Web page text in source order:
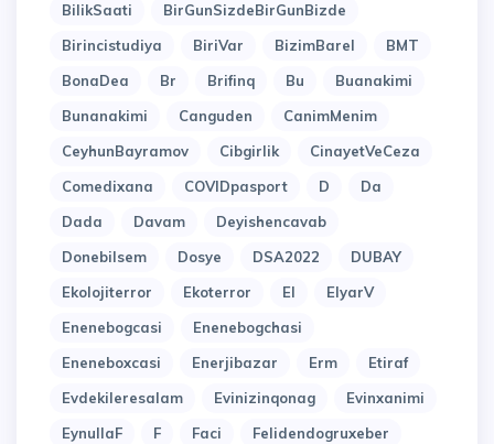
BilikSaati
BirGunSizdeBirGunBizde
Birincistudiya
BiriVar BizimBarel
BMT
BonaDea
Br Brifinq Bu
Buanakimi
Bunanakimi
Canguden
CanimMenim
CeyhunBayramov
Cibgirlik
CinayetVeCeza
Comedixana
COVIDpasport D
Da
Dada
Davam
Deyishencavab
Donebilsem
Dosye DSA2022
DUBAY
Ekolojiterror
Ekoterror El
ElyarV
Enenebogcasi
Enenebogchasi
Eneneboxcasi
Enerjibazar Erm
Etiraf
Evdekileresalam
Evinizinqonag
Evinxanimi
EynullaF
F Faci
Felidendogruxeber